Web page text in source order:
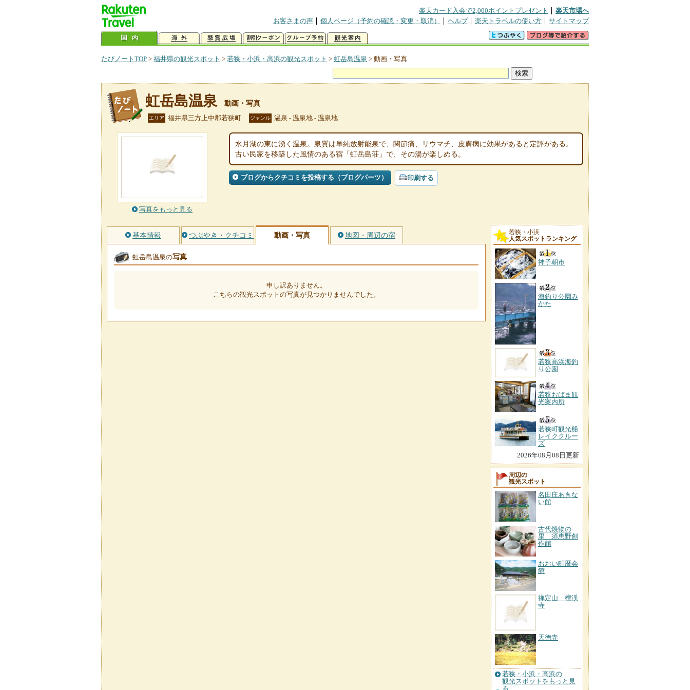
楽天カード入会で2,000ポイントプレゼント
楽天市場へ
お客さまの声
個人ページ（予約の確認・変更・取消） ヘルプ 楽天トラベルの使い方 サイトマップ
たびノートTOP > 福井県の観光スポット > 若狭・小浜・高浜の観光スポット > 虹岳島温泉 > 動画・写真
虹岳島温泉 動画・写真
エリア 福井県三方上中郡若狭町 ジャンル 温泉 - 温泉地 - 温泉地
写真をもっと見る
水月湖の東に湧く温泉。泉質は単純放射能泉で、関節痛、リウマチ、皮膚病に効果があると定評がある。
古い民家を移築した風情のある宿「虹岳島荘」で、その湯が楽しめる。
ブログからクチコミを投稿する（ブログパーツ） 印刷する
基本情報 つぶやき・クチコミ 動画・写真 地図・周辺の宿
虹岳島温泉の写真
申し訳ありません。
こちらの観光スポットの写真が見つかりませんでした。
若狭・小浜
人気スポットランキング
神子朝市
海釣り公園み
かた
若狭高浜海釣
り公園
若狭おばま観
光案内所
若狭町観光船
レイククルー
ズ
2026年08月08日更新
周辺の
観光スポット
名田庄あきな
い館
古代焼物の
里 須恵野創
作館
おおい町暦会
館
禅定山 檀渓
寺
天徳寺
若狭・小浜・高浜の
観光スポットをもっと見
る